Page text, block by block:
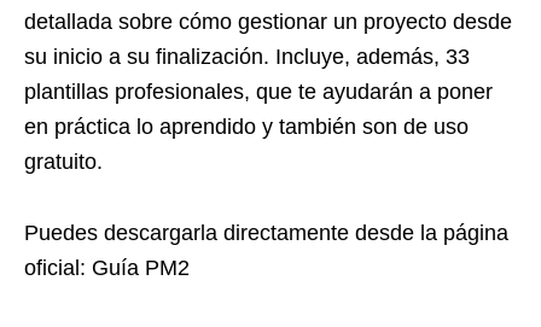
detallada sobre cómo gestionar un proyecto desde
su inicio a su finalización. Incluye, además, 33
plantillas profesionales, que te ayudarán a poner
en práctica lo aprendido y también son de uso
gratuito.
Puedes descargarla directamente desde la página
oficial: Guía PM2